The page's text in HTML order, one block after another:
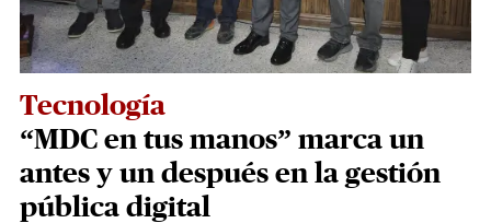
Tecnología
“MDC en tus manos” marca un
antes y un después en la gestión
pública digital